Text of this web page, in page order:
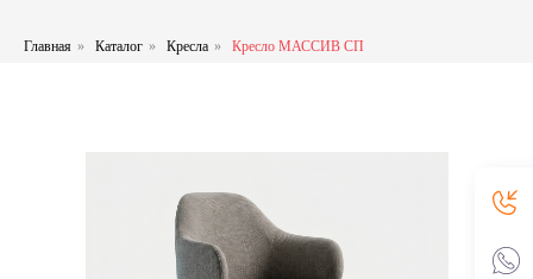
Главная » Каталог » Кресла » Кресло МАССИВ СП